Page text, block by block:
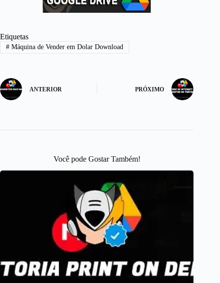
Etiquetas
#Máquina de Vender em Dolar Download
ANTERIOR PRÓXIMO
Você pode Gostar Também!